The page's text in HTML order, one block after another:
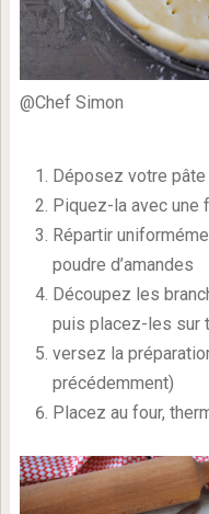
@Chef Simon
Déposez votre
Piquez-la avec une
Répartir
poudre d’amandes
Découpez les
puis placez-les sur
versez la
précédemment)
Placez au four,